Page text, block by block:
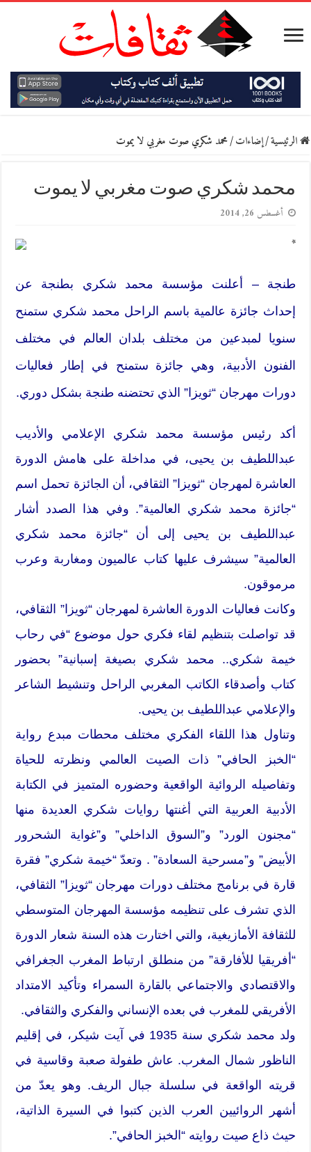
الرئيسية/إضاءات/محمد شكري صوت مغربي لا يموت
محمد شكري صوت مغربي لا يموت
أغسطس 26, 2014
*
طنجة – أعلنت مؤسسة محمد شكري بطنجة عن
إحداث جائزة عالمية باسم الراحل محمد شكري ستمنح
سنويا لمبدعين من مختلف بلدان العالم في مختلف
الفنون الأدبية، وهي جائزة ستمنح في إطار فعاليات
دورات مهرجان “ثويزا” الذي تحتضنه طنجة بشكل دوري.
أكد رئيس مؤسسة محمد شكري الإعلامي والأديب
عبداللطيف بن يحيى، في مداخلة على هامش الدورة
العاشرة لمهرجان “ثويزا” الثقافي، أن الجائزة تحمل اسم
“جائزة محمد شكري العالمية”. وفي هذا الصدد أشار
عبداللطيف بن يحيى إلى أن “جائزة محمد شكري
العالمية” سيشرف عليها كتاب عالميون ومغاربة وعرب
مرموقون.
وكانت فعاليات الدورة العاشرة لمهرجان “ثويزا” الثقافي،
قد تواصلت بتنظيم لقاء فكري حول موضوع “في رحاب
خيمة شكري.. محمد شكري بصيغة إسبانية” بحضور
كتاب وأصدقاء الكاتب المغربي الراحل وتنشيط الشاعر
والإعلامي عبداللطيف بن يحيى.
وتناول هذا اللقاء الفكري مختلف محطات مبدع رواية
“الخبز الحافي” ذات الصيت العالمي ونظرته للحياة
وتفاصيله الروائية الواقعية وحضوره المتميز في الكتابة
الأدبية العربية التي أغنتها روايات شكري العديدة منها
“مجنون الورد” و”السوق الداخلي” و”غواية الشحرور
الأبيض” و”مسرحية السعادة” . وتعدّ “خيمة شكري” فقرة
قارة في برنامج مختلف دورات مهرجان “ثويزا” الثقافي،
الذي تشرف على تنظيمه مؤسسة المهرجان المتوسطي
للثقافة الأمازيغية، والتي اختارت هذه السنة شعار الدورة
“أفريقيا للأفارقة” من منطلق ارتباط المغرب الجغرافي
والاقتصادي والاجتماعي بالقارة السمراء وتأكيد الامتداد
الأفريقي للمغرب في بعده الإنساني والفكري والثقافي.
ولد محمد شكري سنة 1935 في آيت شيكر، في إقليم
الناظور شمال المغرب. عاش طفولة صعبة وقاسية في
قريته الواقعة في سلسلة جبال الريف. وهو يعدّ من
أشهر الروائيين العرب الذين كتبوا في السيرة الذاتية،
حيث ذاع صيت روايته “الخبز الحافي”.